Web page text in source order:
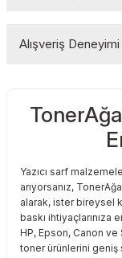
Alışveriş Deneyimi
Yazıcı sarf
arıyorsanız,
alarak, ister bireysel
baskı
HP, Epson, Canon ve
toner ürünlerini geniş